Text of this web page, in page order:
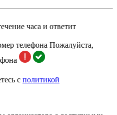
часа и ответит
телефона Пожалуйста,
с политикой